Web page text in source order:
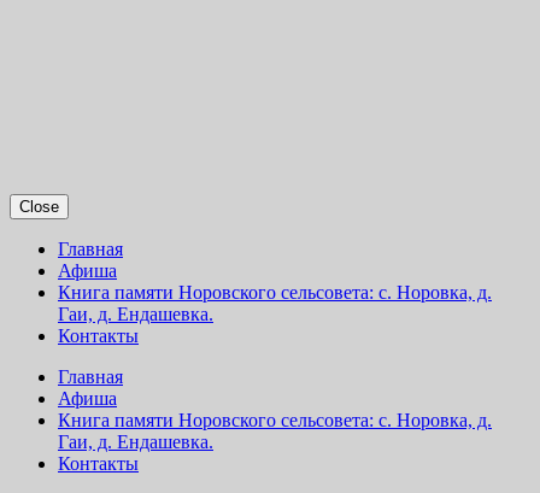
Close
Главная
Афиша
Книга памяти Норовского сельсовета: с. Норовка, д.
Гаи, д. Ендашевка.
Контакты
Главная
Афиша
Книга памяти Норовского сельсовета: с. Норовка, д.
Гаи, д. Ендашевка.
Контакты